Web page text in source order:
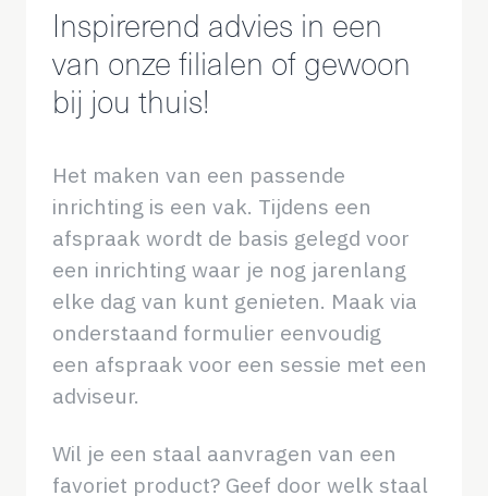
Inspirerend advies in een
van onze filialen of gewoon
bij jou thuis!
Het maken van een passende
inrichting is een vak. Tijdens een
afspraak wordt de basis gelegd voor
een inrichting waar je nog jarenlang
elke dag van kunt genieten. Maak via
onderstaand formulier eenvoudig
een afspraak voor een sessie met een
adviseur.
Wil je een staal aanvragen van een
favoriet product? Geef door welk staal